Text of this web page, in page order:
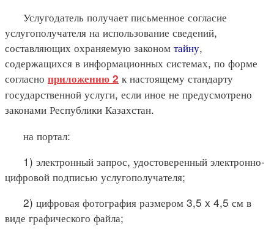
Услугодатель получает письменное согласие
услугополучателя на использование сведений,
составляющих охраняемую законом тайну,
содержащихся в информационных системах, по форме
согласно приложению 2 к настоящему стандарту
государственной услуги, если иное не предусмотрено
законами Республики Казахстан.
на портал:
1) электронный запрос, удостоверенный электронно-
цифровой подписью услугополучателя;
2) цифровая фотография размером 3,5 x 4,5 см в
виде графического файла;